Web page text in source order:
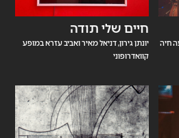
חיה
חיים שלי תודה
יונתן גירון, דניאל מאיר ואביב עזרא במופע
קוואדרופוני